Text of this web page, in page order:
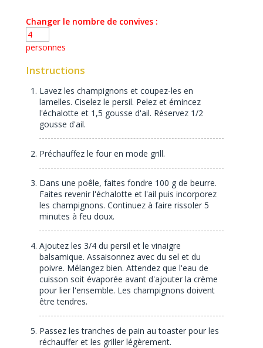
Changer le nombre de convives :
personnes
Instructions
Lavez les champignons et coupez-les en
lamelles. Ciselez le persil. Pelez et émincez
l'échalotte et 1,5 gousse d'ail. Réservez 1/2
gousse d'ail.
Préchauffez le four en mode grill.
Dans une poêle, faites fondre 100 g de beurre.
Faites revenir l'échalotte et l'ail puis incorporez
les champignons. Continuez à faire rissoler 5
minutes à feu doux.
Ajoutez les 3/4 du persil et le vinaigre
balsamique. Assaisonnez avec du sel et du
poivre. Mélangez bien. Attendez que l'eau de
cuisson soit évaporée avant d'ajouter la crème
pour lier l'ensemble. Les champignons doivent
être tendres.
Passez les tranches de pain au toaster pour les
réchauffer et les griller légèrement.